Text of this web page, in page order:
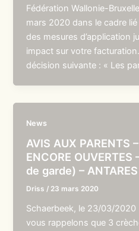
Fédération Wallonie-
mars 2020 dans le cadre
des mesures d’application
impact sur votre facturation.
décision suivante : « Les
News
AVIS AUX PARENTS
ENCORE
de garde) –
Driss / 23 mars 2020
Schaerbeek, le 23/03/
vous rappelons que 3